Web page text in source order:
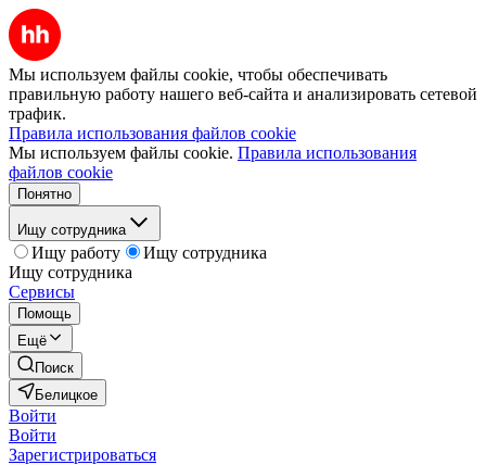
Мы используем файлы cookie, чтобы обеспечивать
правильную работу нашего веб-сайта и анализировать сетевой
трафик.
Правила использования файлов cookie
Мы используем файлы cookie. Правила использования
файлов cookie
Понятно
Ищу сотрудника
Ищу работу
Ищу сотрудника
Ищу сотрудника
Сервисы
Помощь
Ещё
Поиск
Белицкое
Войти
Войти
Зарегистрироваться